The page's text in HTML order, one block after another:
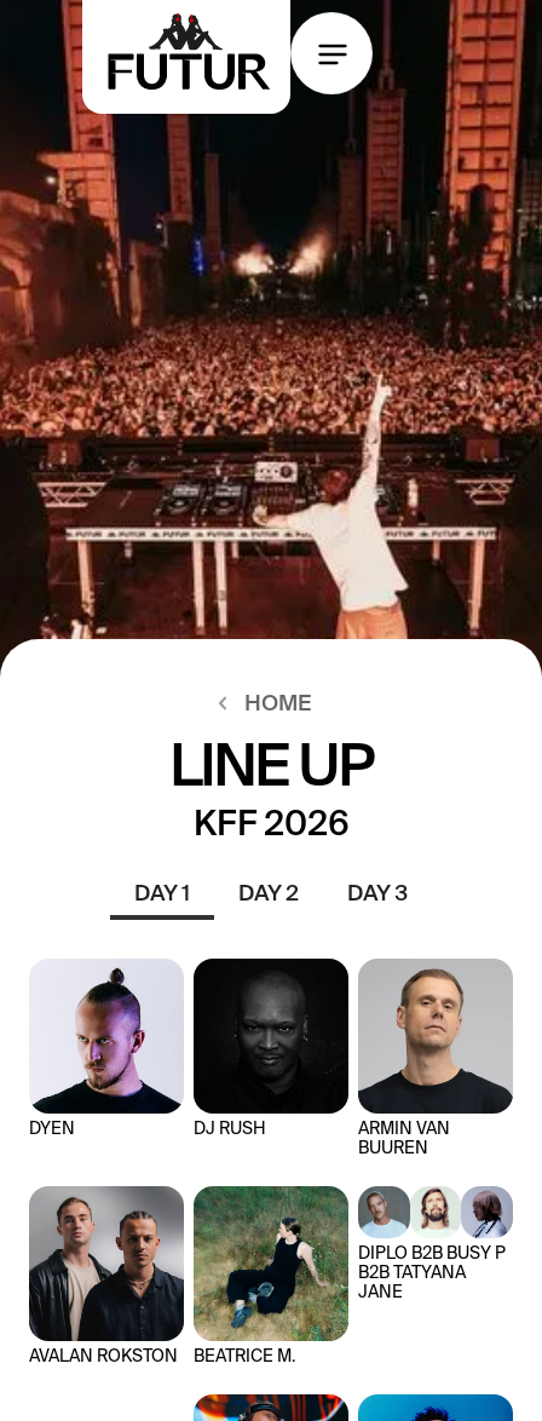
HOME
LINE UP
KFF 2026
DAY 1 DAY 2 DAY 3
DYEN DJ RUSH
ARMIN VAN
BUUREN
AVALAN ROKSTON BEATRICE M.
DIPLO B2B BUSY P
B2B TATYANA
JANE